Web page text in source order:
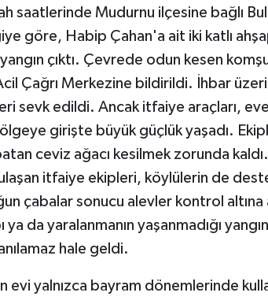
saatlerinde Mudurnu ilçesine bağlı
göre, Habip Çahan'a ait iki katlı
çıktı. Çevrede odun kesen
Çağrı Merkezine bildirildi. İhbar
sevk edildi. Ancak itfaiye araçları,
girişte büyük güçlük yaşadı.
ceviz ağacı kesilmek zorunda
itfaiye ekipleri, köylülerin de
çabalar sonucu alevler kontrol
ya da yaralanmanın yaşanmadığı
hale geldi.
evi yalnızca bayram dönemlerinde